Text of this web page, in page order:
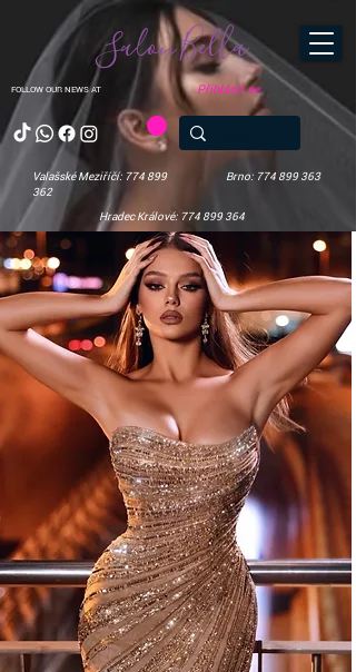
FOLLOW OUR NEWS AT
Salon Bella
Valašské Meziříčí: 774 899
362
Brno: 774 899 363
Hradec Králové: 774 899 364
Přihlásit se